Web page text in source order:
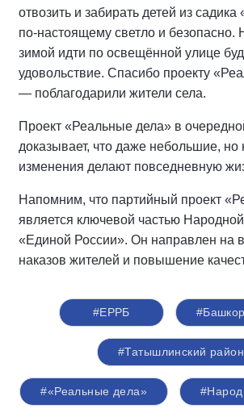
отвозить и забирать детей из садика
по-настоящему светло и безопасно.
зимой идти по освещённой улице
удовольствие. Спасибо проекту
— поблагодарили жители села.
Проект «Реальные дела» в
доказывает, что даже небольшие,
изменения делают повседневную
Напомним, что партийный проект
является ключевой частью
«Единой России». Он направлен на
наказов жителей и повышение
#ЕРРБ
#Татышлинский район
#«Реальные дела»